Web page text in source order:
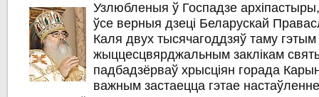
Узлюбленыя ў Госпадзе
ўсе верныя дзеці Беларускай
Каля двух тысячагоддзяў таму гэтым
жыццесцвярджальным заклікам
падбадзёрваў хрысціян горада
важным застаецца гэтае